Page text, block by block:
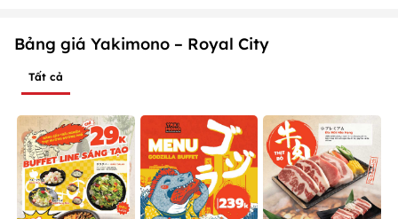
Bảng giá Yakimono – Royal City
Tất cả